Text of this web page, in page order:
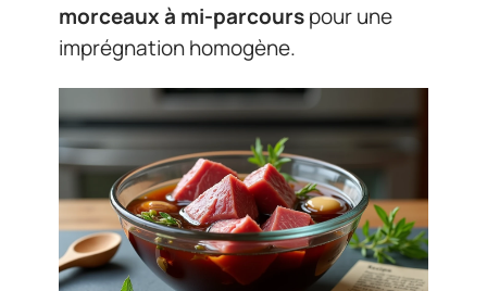
morceaux à mi-parcourspour une
imprégnation homogène.